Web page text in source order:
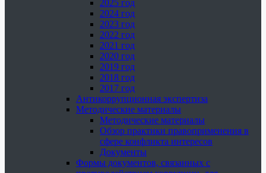
2025 год
2024 год
2023 год
2022 год
2021 год
2020 год
2019 год
2018 год
2017 год
Антикоррупционная экспертиза
Методические материалы
Методические материалы
Обзор практики правоприменения в
сфере конфликта интересов
Документы
Формы документов, связанных с